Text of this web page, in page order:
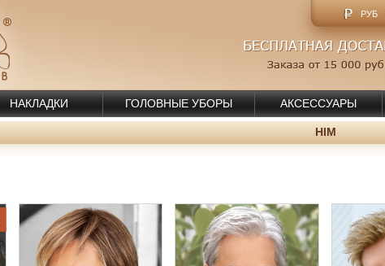
РУБ
НАКЛАДКИ ГОЛОВНЫЕ УБОРЫ АКСЕССУАРЫ
HIM